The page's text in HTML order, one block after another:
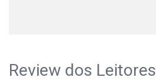
Review dos Leitores